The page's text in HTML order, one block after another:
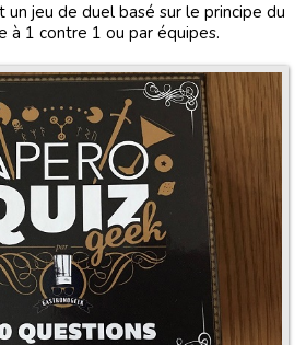
à 1 contre 1 ou par équipes.